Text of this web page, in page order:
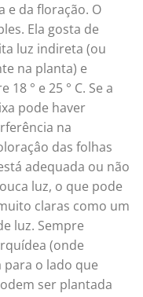
e da floração. O
Ela gosta de
luz indireta (ou
na planta) e
° e 25 ° C. Se a
pode haver
na
das folhas
adequada ou não
luz, o que pode
claras como um
luz. Sempre
(onde
o lado que
ser plantada